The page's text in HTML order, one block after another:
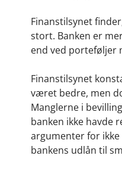
Finanstilsynet
stort. Banken er
end ved porteføljer
Finanstilsynet
været bedre, men
Manglerne i
banken ikke havde
argumenter for
bankens udlån til